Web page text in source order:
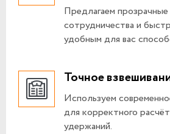
Предлагаем прозрачные
сотрудничества и
удобным для вас
Точное
Используем
для корректного
удержаний.